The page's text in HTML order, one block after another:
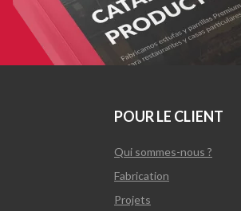
Qui sommes-nous ?
Fabrication
Projets
POUR LE CLIENT